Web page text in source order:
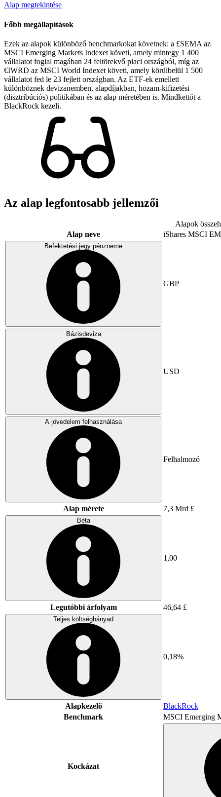
Alap megtekintése
Főbb megállapítások
Ezek az alapok különböző benchmarkokat követnek: a £SEMA az
MSCI Emerging Markets Indexet követi, amely mintegy 1 400
vállalatot foglal magában 24 feltörekvő piaci országból, míg az
€IWRD az MSCI World Indexet követi, amely körülbelül 1 500
vállalatot fed le 23 fejlett országban. Az ETF-ek emellett
különböznek devizanemben, alapdíjakban, hozam-kifizetési
(disztribúciós) politikában és az alap méretében is. Mindkettőt a
BlackRock kezeli.
Az alap legfontosabb jellemzői
Alapok
Alap neve
iShares MSCI EM
Befektetési jegy pénzneme
GBP
Bázisdeviza
USD
A jövedelem felhasználása
Felhalmozó
Alap mérete 7,3 Mrd £
Béta
1,00
Legutóbbi árfolyam 46,64 £
Teljes költséghányad
0,18%
Alapkezelő
BlackRock
Benchmark
MSCI Emerging
Kockázat